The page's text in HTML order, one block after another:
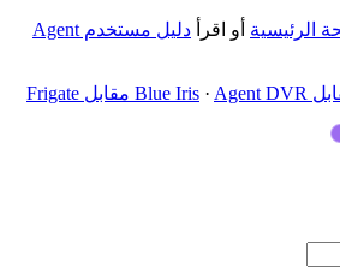
الرئيسية أو اقرأ
دليل مستخدم Agent
· Agent DVR مقابل Frigate